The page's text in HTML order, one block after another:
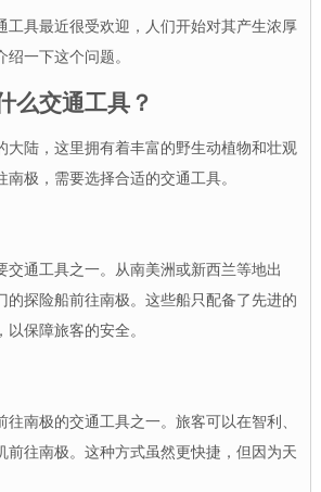
工具最近很受欢迎，人们开始对其产生浓厚
一下这个问题。
么交通工具？
大陆，这里拥有着丰富的野生动植物和壮观
南极，需要选择合适的交通工具。
交通工具之一。从南美洲或新西兰等地出
的探险船前往南极。这些船只配备了先进的
保障旅客的安全。
往南极的交通工具之一。旅客可以在智利、
前往南极。这种方式虽然更快捷，但因为天